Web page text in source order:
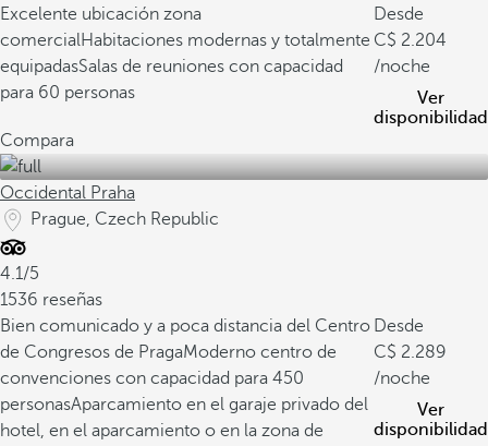
Excelente ubicación zona
comercialHabitaciones modernas y totalmente
equipadasSalas de reuniones con capacidad
para 60 personas
Desde
2.204
/noche
Ver
disponibilidad
Compara
Occidental Praha
Prague, Czech Republic
4.1/5
1536 reseñas
Bien comunicado y a poca distancia del Centro
de Congresos de PragaModerno centro de
convenciones con capacidad para 450
personasAparcamiento en el garaje privado del
hotel, en el aparcamiento o en la zona de
Desde
2.289
/noche
Ver
disponibilidad